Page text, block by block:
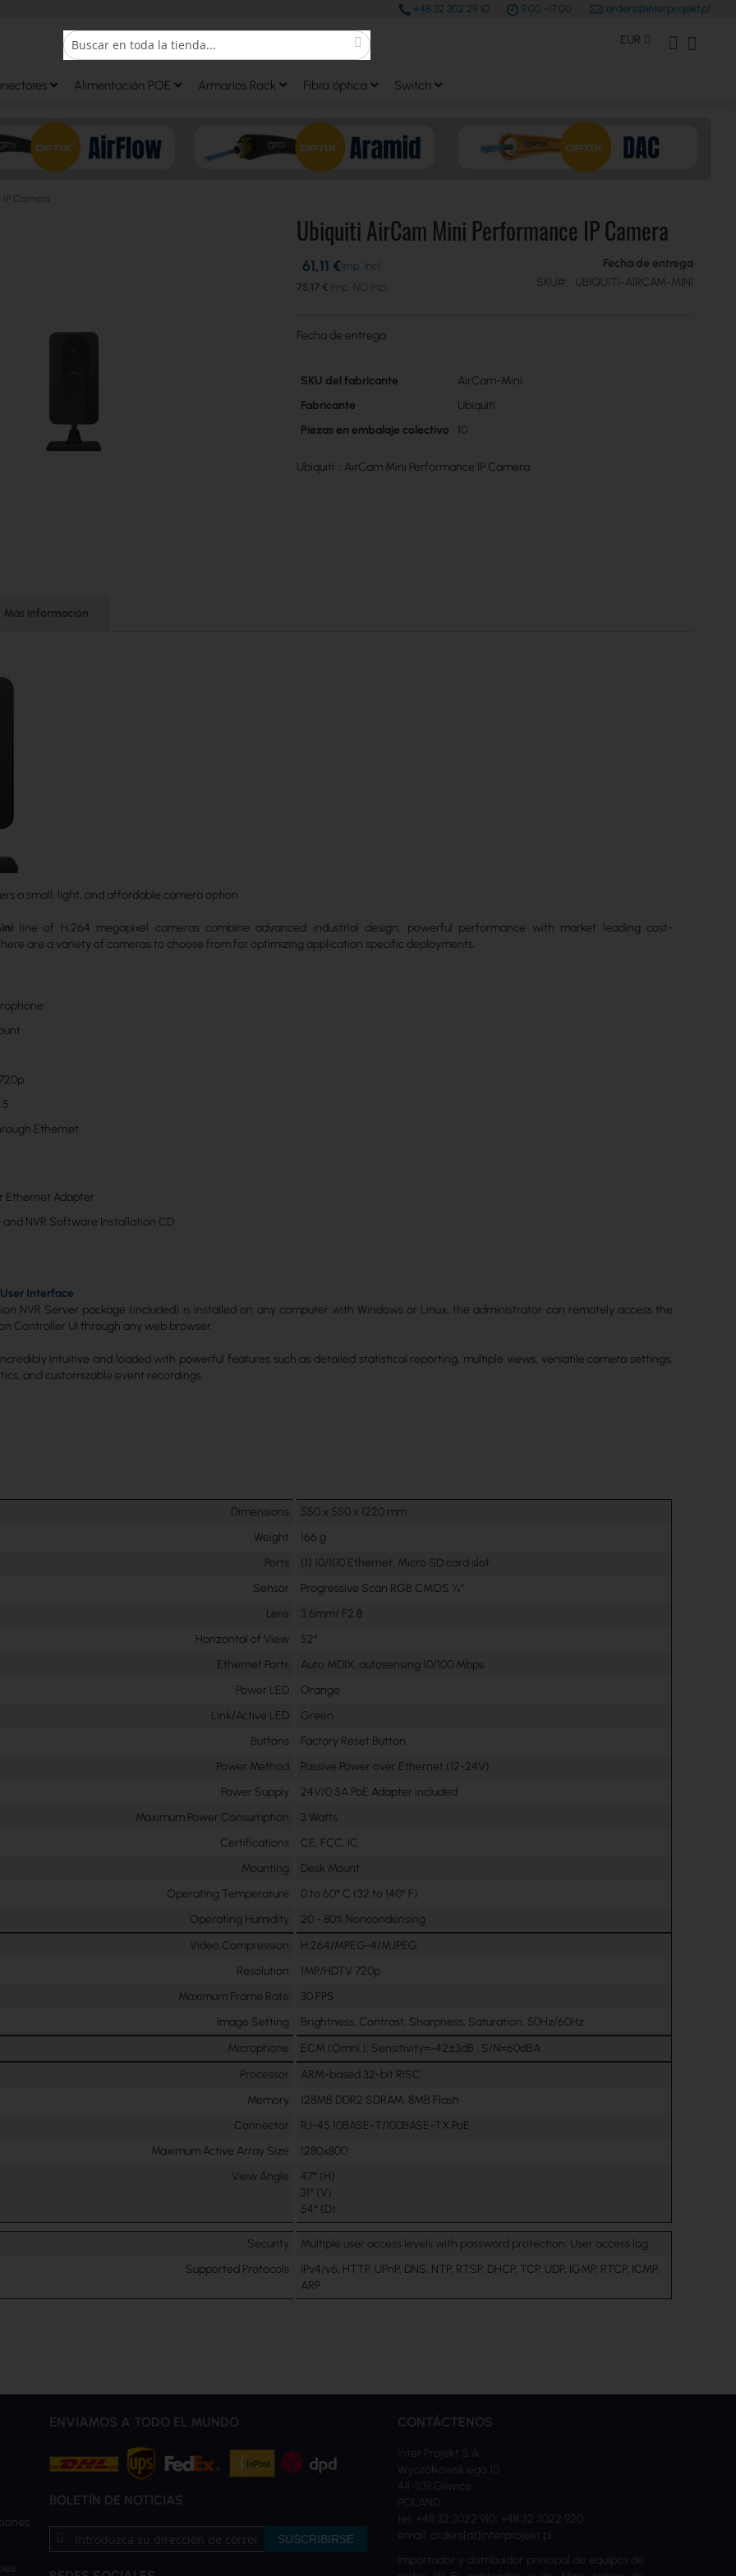
+48 32 302 29 10 9.00 -17.00 orders@interprojekt.pl
Search
Search Moneda
EUR Mi Cuenta
Alimentación POE Armarios Rack Fibra óptica Switch
IP Camera
Ubiquiti AirCam Mini Performance IP Camera
75,17 €
61,11 €
Fecha de entrega
SKU
UBIQUITI-AIRCAM-MINI
Fecha de entrega
Más
SKU del fabricante
AirCam-Mini
Fabricante
Ubiquiti
Piezas en embalaje colectivo
10
Ubiquiti :: AirCam Mini Performance IP Camera
Más información
a small, light, and affordable camera option
line of H.264 megapixel cameras combine advanced industrial design, powerful performance with market leading cost-
are a variety of cameras to choose from for optimizing application specific deployments.
720p
Ethernet
Ethernet Adapter
and NVR Software Installation CD
User Interface
NVR Server package (included) is installed on any computer with Windows or Linux, the administrator can remotely access the
Controller UI through any web browser.
incredibly intuitive and loaded with powerful features such as detailed statistical reporting, multiple views, versatile camera settings,
and customizable event recordings.
Dimensions
550 x 550 x 1220 mm
Weight
166 g
Ports
(1) 10/100 Ethernet, Micro SD card slot
Sensor
Progressive Scan RGB CMOS ¼"
Lens
3.6mm/ F2.8
Horizontal of View
52°
Ethernet Ports
Auto MDIX, autosensing 10/100 Mbps
Power LED
Orange
Link/Active LED
Green
Buttons
Factory Reset Button
Power Method
Passive Power over Ethernet (12-24V)
Power Supply
24V/0.5A PoE Adapter included
Maximum Power Consumption
3 Watts
Certifications
CE, FCC, IC
Mounting
Desk Mount
Operating Temperature
0 to 60° C (32 to 140° F)
Operating Humidity
20 - 80% Noncondensing
Video Compression
H.264/MPEG-4/MJPEG
Resolution
1MP/HDTV 720p
Maximum Frame Rate
30 FPS
Image Setting
Brightness, Contrast, Sharpness, Saturation, 50Hz/60Hz
Microphone
ECM (Omni.); Sensitivity=-42±3dB ; S/N=60dBA
Processor
ARM-based 32-bit RISC
Memory
128MB DDR2 SDRAM, 8MB Flash
Connector
RJ-45 10BASE-T/100BASE-TX PoE
Maximum Active Array Size
1280x800
View Angle
47° (H)
31° (V)
54° (D)
Security
Multiple user access levels with password protection, User access log
Supported Protocols
IPv4/v6, HTTP, UPnP, DNS, NTP, RTSP, DHCP, TCP, UDP, IGMP, RTCP, ICMP,
ARP
ENVIAMOS A TODO EL MUNDO
BOLETÍN DE NOTICIAS
a
SUSCRIBIRSE
CONTÁCTENOS
Inter Projekt S.A.
Wyczółkowskiego 10
44-109 Gliwice
POLAND
tel: +48 32 3022 910, +48 32 3022 920
email: orders[at]interprojekt.pl
Importador y distribuidor principal de equipos de